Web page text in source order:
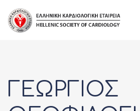
content
ΓΕΩΡΓΙΟΣ